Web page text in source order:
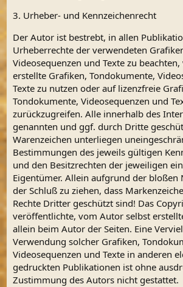
3. Urheber- und Kennzeichenrecht
Der Autor ist bestrebt, in allen
Urheberrechte der verwendeten
Videosequenzen und Texte zu
erstellte Grafiken, Tondokumente,
Texte zu nutzen oder auf lizenzfreie
Tondokumente, Videosequenzen und
zurückzugreifen. Alle innerhalb des
genannten und ggf. durch Dritte
Warenzeichen unterliegen
Bestimmungen des jeweils gültigen
und den Besitzrechten der jeweiligen
Eigentümer. Allein aufgrund der bloßen
der Schluß zu ziehen, dass
Rechte Dritter geschützt sind! Das
veröffentlichte, vom Autor selbst
allein beim Autor der Seiten. Eine
Verwendung solcher Grafiken,
Videosequenzen und Texte in anderen
gedruckten Publikationen ist ohne
Zustimmung des Autors nicht gestattet.